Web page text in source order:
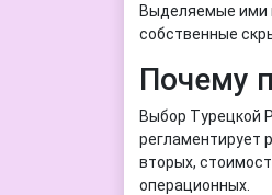
Выделяемые ими
собственные
Почему
Выбор Турецкой
регламентирует
вторых,
операционных.